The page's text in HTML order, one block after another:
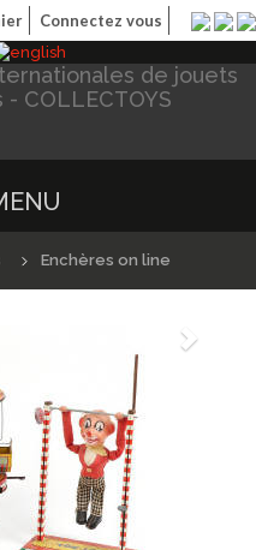
Connectez vous
Enchères on line